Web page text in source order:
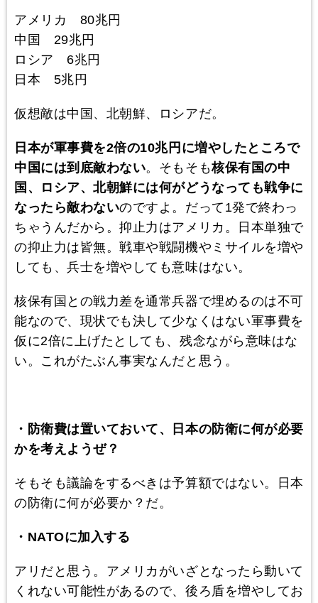
アメリカ 80兆円
中国 29兆円
ロシア 6兆円
日本 5兆円
仮想敵は中国、北朝鮮、ロシアだ。
日本が軍事費を2倍の10兆円に増やしたところで
中国には到底敵わない。そもそも核保有国の中
国、ロシア、北朝鮮には何がどうなっても戦争に
なったら敵わないのですよ。だって1発で終わっ
ちゃうんだから。抑止力はアメリカ。日本単独で
の抑止力は皆無。戦車や戦闘機やミサイルを増や
しても、兵士を増やしても意味はない。
核保有国との戦力差を通常兵器で埋めるのは不可
能なので、現状でも決して少なくはない軍事費を
仮に2倍に上げたとしても、残念ながら意味はな
い。これがたぶん事実なんだと思う。
・防衛費は置いておいて、日本の防衛に何が必要
かを考えようぜ？
そもそも議論をするべきは予算額ではない。日本
の防衛に何が必要か？だ。
・NATOに加入する
アリだと思う。アメリカがいざとなったら動いて
くれない可能性があるので、後ろ盾を増やしてお